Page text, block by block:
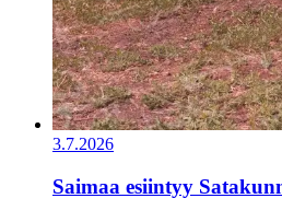
3.7.2026
Saimaa esiintyy